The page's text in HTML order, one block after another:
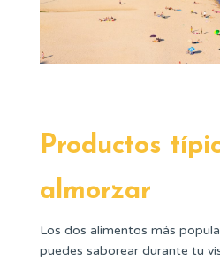
Productos
almorzar
Los dos alimentos más
puedes saborear durante tu